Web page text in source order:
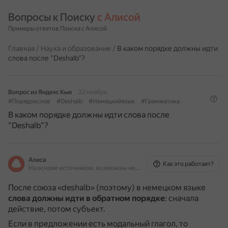
Вопросы к Поиску с Алисой
Примеры ответов Поиска с Алисой
Главная / Наука и образование / В каком порядке должны идти
слова после ”Deshalb”?
Вопрос из Яндекс Кью
22 ноября
#Порядокслов
#Deshalb #Немецкийязык #Грамматика
В каком порядке должны идти слова после
”Deshalb”?
Алиса
На основе источников, возможны неточности
Как это работает?
После союза «deshalb» (поэтому) в немецком языке
слова должны идти в обратном порядке: сначала
действие, потом субъект.
Если в предложении есть модальный глагол, то